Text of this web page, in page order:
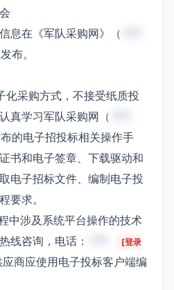
息在《军队采购网》（
布。
化采购方式，不接受纸质投
真学习军队采购网（
的电子招投标相关操作手
书和电子签章、下载驱动和
电子招标文件、编制电子投
要求。
中涉及系统平台操作的技术
线咨询，电话：
[登录
商应使用电子投标客户端编